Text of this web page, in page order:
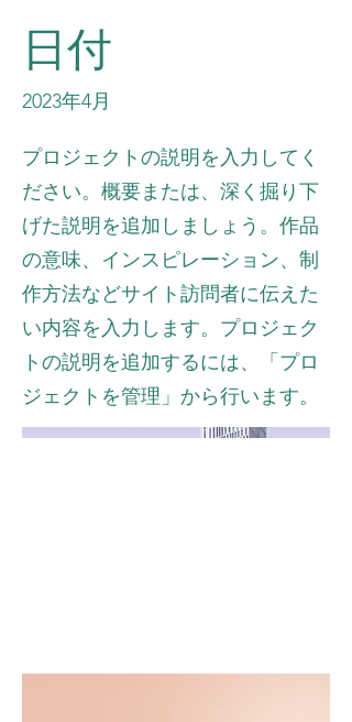
日付
2023年4月
プロジェクトの説明を入力してく
ださい。概要または、深く掘り下
げた説明を追加しましょう。作品
の意味、インスピレーション、制
作方法などサイト訪問者に伝えた
い内容を入力します。プロジェク
トの説明を追加するには、「プロ
ジェクトを管理」から行います。